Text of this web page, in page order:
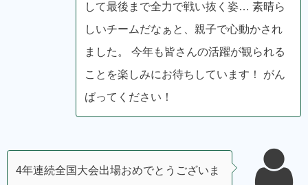
して最後まで全力で戦い抜く姿… 素晴ら
しいチームだなぁと、親子で心動かされ
ました。 今年も皆さんの活躍が観られる
ことを楽しみにお待ちしています！ がん
ばってください！
4年連続全国大会出場おめでとうございま